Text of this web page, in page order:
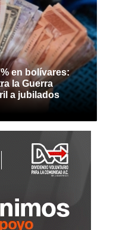
en bolívares:
la Guerra
a jubilados